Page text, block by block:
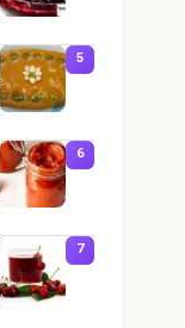
5
6
7